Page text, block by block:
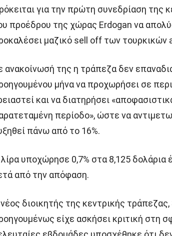
για την πρώτη συνεδρίαση της
προέδρου της χώρας Erdogan να
μαζικό sell off των τουρκικών
ανακοίνωσή της η τράπεζα δεν
μήνα να προχωρήσει σε
και να διατηρήσει
περίοδο», ώστε να
πάνω από το 16%.
υποχώρησε 0,7% στα 8,125 δολάρια
από την απόφαση.
διοικητής της κεντρικής
είχε ασκήσει κριτική στη